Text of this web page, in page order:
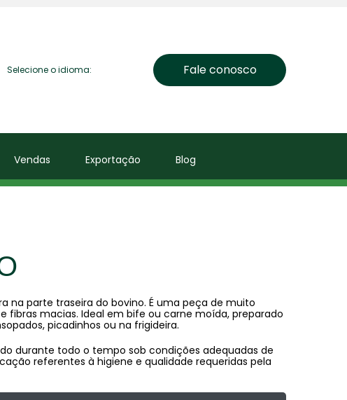
Selecione o idioma: Fale conosco
Vendas Exportação Blog
na parte traseira do bovino. É uma peça de muito
fibras macias. Ideal em bife ou carne moída, preparado
picadinhos ou na frigideira.
durante todo o tempo sob condições adequadas de
referentes à higiene e qualidade requeridas pela